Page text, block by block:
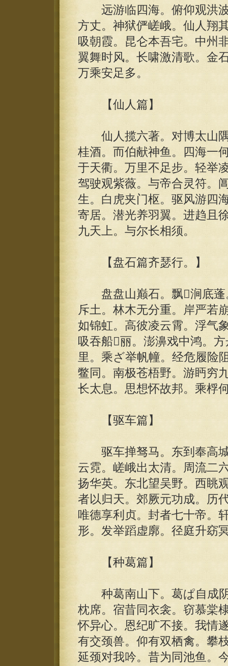
远游临四海。俯仰观洪波
方丈。神狱俨嵯峨。仙人翔
吸朝霞。昆仑本吾宅。中州
翼舞时风。长啸激清歌。金
万乘安足多。
【仙人篇】
仙人揽六著。对博太山隅
桂酒。而伯献神鱼。四海一
于天衢。万里不足步。轻举
驾驶观紫薇。与帝合灵符。
生。白虎夹门枢。驱风游四
寄居。潜光养羽翼。进趋且
九天上。与尔长相须。
【盘石篇齐瑟行。】
盘盘山巅石。飘涧底蓬
斥土。林木无分重。岸严若
如锦虹。高彼凌云霄。浮气
吸吞船丽。澎濞戏中鸿。
里。乘ざ举帆幢。经危履险
鳖同。南极苍梧野。游眄穷
长太息。思想怀故邦。乘桴
【驱车篇】
驱车掸驽马。东到奉高城
云霓。嵯峨出太清。周流二
扬华英。东北望吴野。西眺
者以归天。郊厥元功成。历
唯德享利贞。封者七十帝。
形。发举蹈虚廓。径庭升窈
【种葛篇】
种葛南山下。葛ぱ自成阴
枕席。宿昔同衣衾。窃慕棠
怀异心。恩纪旷不接。我情
有交颈兽。仰有双栖禽。攀
延颈对我吟。昔为同池鱼。